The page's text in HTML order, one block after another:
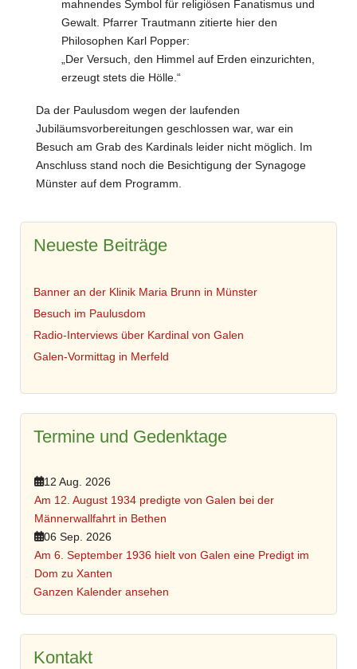
mahnendes Symbol für religiösen Fanatismus und
Gewalt. Pfarrer Trautmann zitierte hier den
Philosophen Karl Popper:
„Der Versuch, den Himmel auf Erden einzurichten,
erzeugt stets die Hölle.“
Da der Paulusdom wegen der laufenden
Jubiläumsvorbereitungen geschlossen war, war ein
Besuch am Grab des Kardinals leider nicht möglich. Im
Anschluss stand noch die Besichtigung der Synagoge
Münster auf dem Programm.
Neueste Beiträge
Banner an der Klinik Maria Brunn in Münster
Besuch im Paulusdom
Radio-Interviews über Kardinal von Galen
Galen-Vormittag in Merfeld
Termine und Gedenktage
12 Aug. 2026
Am 12. August 1934 predigte von Galen bei der
Männerwallfahrt in Bethen
06 Sep. 2026
Am 6. September 1936 hielt von Galen eine Predigt im
Dom zu Xanten
Ganzen Kalender ansehen
Kontakt